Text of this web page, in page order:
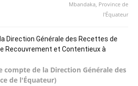
Mbandaka, Province de
l'Équateur
Direction Générale des Recettes de
Recouvrement et Contentieux à
compte de la Direction Générale des
de l'Équateur)